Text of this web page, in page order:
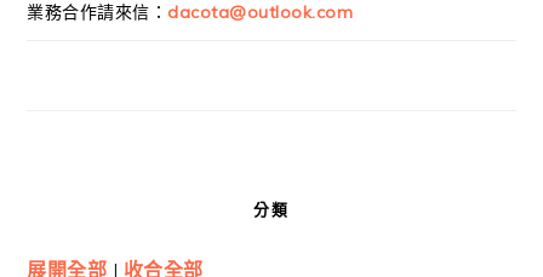
業務合作請來信： dacota@outlook.com
分類
展開全部 | 收合全部